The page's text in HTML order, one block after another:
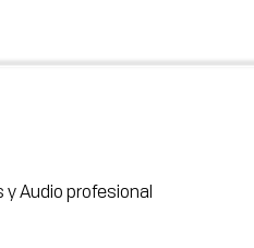
Audio profesional